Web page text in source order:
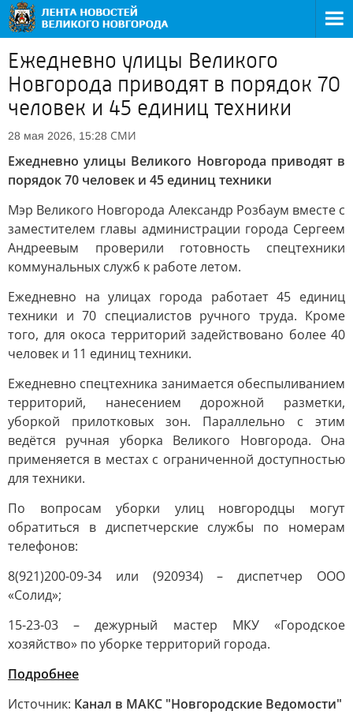
Ежедневно улицы Великого
Новгорода приводят в порядок 70
человек и 45 единиц техники
28 мая 2026, 15:28 СМИ
Ежедневно улицы Великого Новгорода приводят в
порядок 70 человек и 45 единиц техники
Мэр Великого Новгорода Александр Розбаум вместе с
заместителем главы администрации города Сергеем
Андреевым проверили готовность спецтехники
коммунальных служб к работе летом.
Ежедневно на улицах города работает 45 единиц
техники и 70 специалистов ручного труда. Кроме
того, для окоса территорий задействовано более 40
человек и 11 единиц техники.
Ежедневно спецтехника занимается обеспыливанием
территорий, нанесением дорожной разметки,
уборкой прилотковых зон. Параллельно с этим
ведётся ручная уборка Великого Новгорода. Она
применяется в местах с ограниченной доступностью
для техники.
По вопросам уборки улиц новгородцы могут
обратиться в диспетчерские службы по номерам
телефонов:
8(921)200-09-34 или (920934) – диспетчер ООО
«Солид»;
15-23-03 – дежурный мастер МКУ «Городское
хозяйство» по уборке территорий города.
Подробнее
Источник: Канал в МАКС "Новгородские Ведомости"